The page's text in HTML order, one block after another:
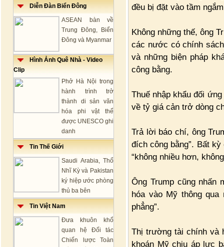
Diễn Đàn Biển Đông
ASEAN bàn về
Trung Đông, Biển
Đông và Myanmar
Hình Ảnh Quê Nhà - Video
Clip
Phở Hà Nội trong
hành trình trở
thành di sản văn
hóa phi vật thể
được UNESCO ghi
danh
Tin Thế Giới
Saudi Arabia, Thổ
Nhĩ Kỳ và Pakistan
ký hiệp ước phòng
thủ ba bên
Tin Việt Nam
Đưa khuôn khổ
quan hệ Đối tác
Chiến lược Toàn
đều bị đặt vào tầm
Không những thế, ông
các nước có chính
và những biện pháp
công bằng.
Thuế nhập khẩu đối
về tỷ giá cản trở dòng
Trả lời báo chí, ông
đích công bằng”. Bất
“không nhiều hơn,
Ông Trump cũng nhấn
hóa vào Mỹ thông
phẳng”.
Thị trường tài chính và
khoán Mỹ chịu áp lực